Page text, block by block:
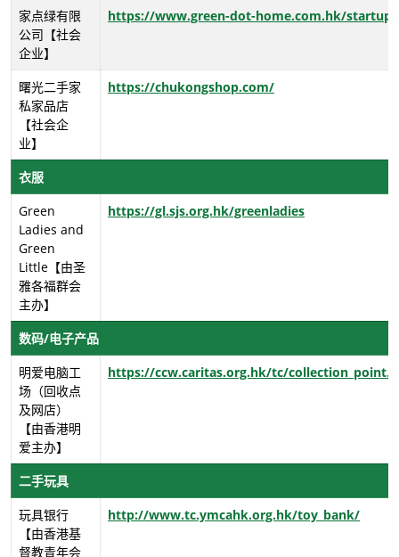
家点绿有限
公司【社会
企业】
https://www.green-dot-home.com.hk/
曙光二手家
私家品店
【社会企
业】
https://chukongshop.com/
衣服
Green
Ladies and
Green
Little【由圣
雅各福群会
主办】
https://gl.sjs.org.hk/greenladies
数码/电子产品
明爱电脑工
场（回收点
及网店）
【由香港明
爱主办】
https://ccw.caritas.org.hk/tc/
二手玩具
玩具银行
【由香港基
督教青年会
http://www.tc.ymcahk.org.hk/toy_bank/